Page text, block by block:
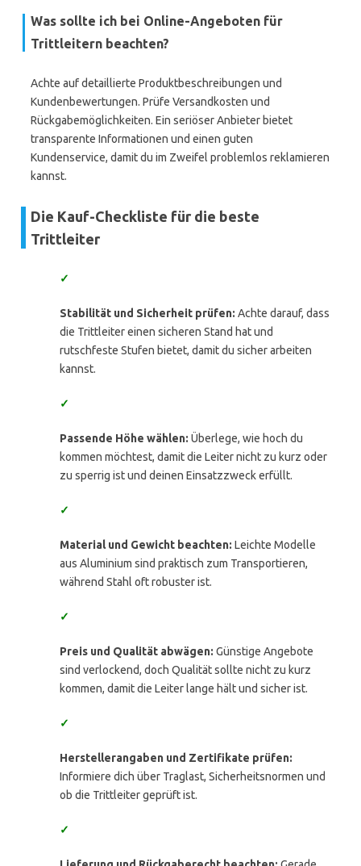
Was sollte ich bei Online-Angeboten für
Trittleitern beachten?
Achte auf detaillierte Produktbeschreibungen und
Kundenbewertungen. Prüfe Versandkosten und
Rückgabemöglichkeiten. Ein seriöser Anbieter bietet
transparente Informationen und einen guten
Kundenservice, damit du im Zweifel problemlos reklamieren
kannst.
Die Kauf-Checkliste für die beste
Trittleiter
✓
Stabilität und Sicherheit prüfen: Achte darauf, dass
die Trittleiter einen sicheren Stand hat und
rutschfeste Stufen bietet, damit du sicher arbeiten
kannst.
✓
Passende Höhe wählen: Überlege, wie hoch du
kommen möchtest, damit die Leiter nicht zu kurz oder
zu sperrig ist und deinen Einsatzzweck erfüllt.
✓
Material und Gewicht beachten: Leichte Modelle
aus Aluminium sind praktisch zum Transportieren,
während Stahl oft robuster ist.
✓
Preis und Qualität abwägen: Günstige Angebote
sind verlockend, doch Qualität sollte nicht zu kurz
kommen, damit die Leiter lange hält und sicher ist.
✓
Herstellerangaben und Zertifikate prüfen:
Informiere dich über Traglast, Sicherheitsnormen und
ob die Trittleiter geprüft ist.
✓